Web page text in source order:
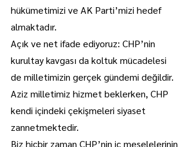
hükümetimizi ve AK Parti’mizi hedef
almaktadır.
Açık ve net ifade ediyoruz: CHP’nin
kurultay kavgası da koltuk mücadelesi
de milletimizin gerçek gündemi değildir.
Aziz milletimiz hizmet beklerken, CHP
kendi içindeki çekişmeleri siyaset
zannetmektedir.
Biz hiçbir zaman CHP’nin iç meselelerinin